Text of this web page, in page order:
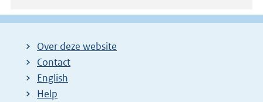
Over deze website
Contact
English
Help